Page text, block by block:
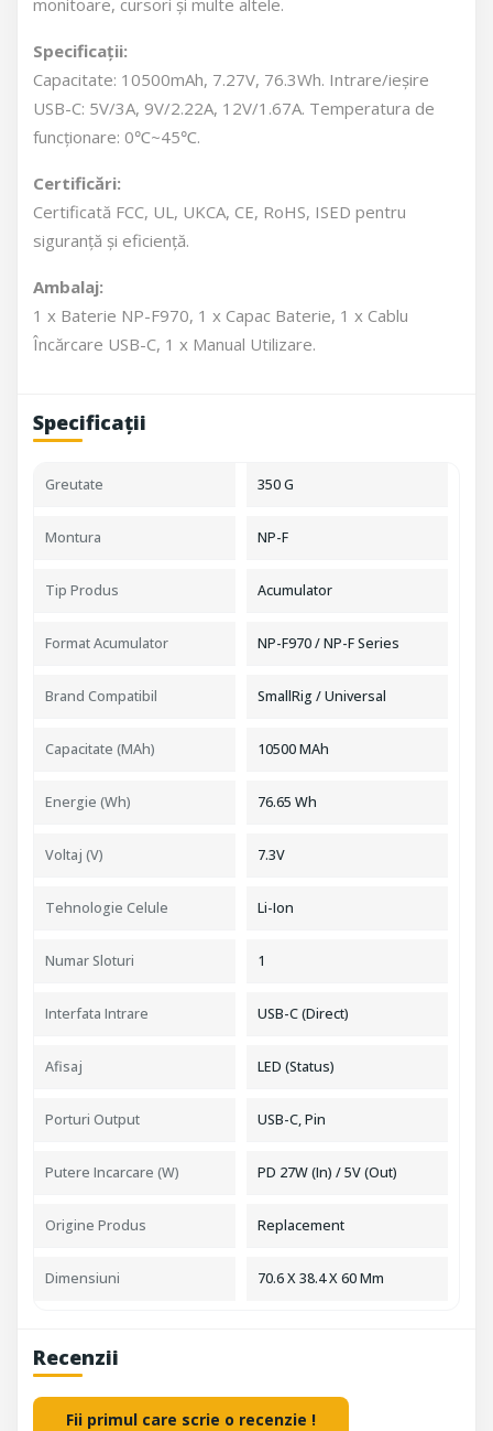
monitoare, cursori și multe altele.
Specificații:
Capacitate: 10500mAh, 7.27V, 76.3Wh. Intrare/ieșire
USB-C: 5V/3A, 9V/2.22A, 12V/1.67A. Temperatura de
funcționare: 0℃~45℃.
Certificări:
Certificată FCC, UL, UKCA, CE, RoHS, ISED pentru
siguranță și eficiență.
Ambalaj:
1 x Baterie NP-F970, 1 x Capac Baterie, 1 x Cablu
Încărcare USB-C, 1 x Manual Utilizare.
Specificații
Greutate 350 G
Montura NP-F
Tip Produs Acumulator
Format Acumulator NP-F970 / NP-F Series
Brand Compatibil SmallRig / Universal
Capacitate (mAh) 10500 MAh
Energie (Wh) 76.65 Wh
Voltaj (V) 7.3V
Tehnologie Celule Li-Ion
Numar Sloturi 1
Interfata Intrare USB-C (Direct)
Afisaj LED (Status)
Porturi Output USB-C, Pin
Putere Incarcare (W) PD 27W (In) / 5V (Out)
Origine Produs Replacement
Dimensiuni 70.6 X 38.4 X 60 Mm
Recenzii
Fii primul care scrie o recenzie !